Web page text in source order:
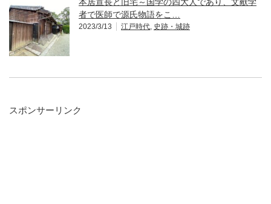
者で医師で源氏物語をこ…
2023/3/13 江戸時代 史跡・城跡
スポンサーリンク